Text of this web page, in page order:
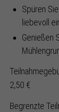
Spüren
liebevoll
Genießen
2,50 €
Begrenzte